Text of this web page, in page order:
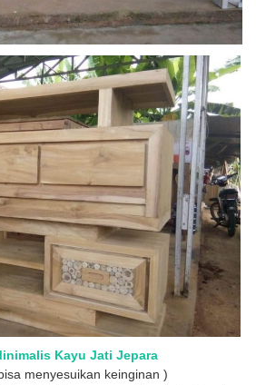
Kayu Jati Jepara
menyesuikan keinginan )